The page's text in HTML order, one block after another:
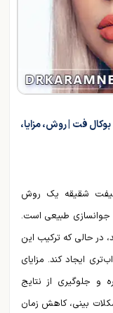
فت | روش، مزایا،
لیفت شقیقه یک روش
جوانسازی طبیعی است.
در حالی که ترکیب این
ایجاد کند. مزایای
و جلوگیری از نتایج
بینی، کاهش زمان